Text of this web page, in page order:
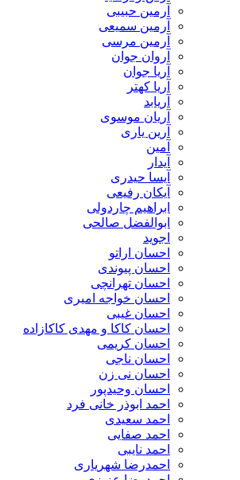
آرمین حبیبی
آرمین سمیعی
آرمین مرسی
آروان جوان
آریا جوان
آریا کهتر
آریابد
آریان موسوی
آرین یاری
آمین
آیدار
آیسا حیدری
آیکان رفیعی
ابراهیم چاردولی
ابوالفضل صالحی
اجوید
احسان اراتو
احسان پیوندی
احسان تهرانچی
احسان خواجه امیری
احسان غیبی
احسان کاکا و مهدی کاکازاده
احسان کریمی
احسان ناجی
احسان نی زن
احسان وحیدپور
احمد ابوذر خانی فرد
احمد سعیدی
احمد صفایی
احمد نایبی
احمدرضا شهریاری